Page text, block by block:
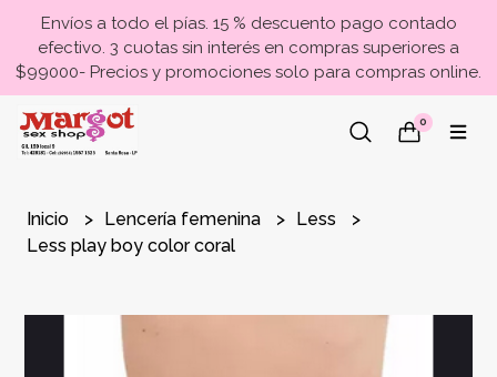
Envíos a todo el pías. 15 % descuento pago contado
efectivo. 3 cuotas sin interés en compras superiores a
$99000- Precios y promociones solo para compras online.
0
Inicio Lencería femenina
Less
Less play boy color coral